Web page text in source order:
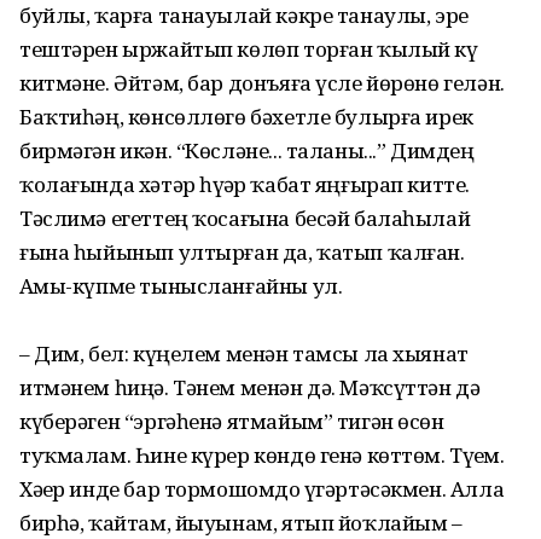
буйлы, ҡарға танауылай кәкре танаулы, эре
тештәрен ыржайтып көлөп торған ҡылый күҙ
китмәне. Әйтәм, бар донъяға үсле йөрөнө гелән.
Баҡтиһәң, көнсөллөгө бәхетле булырға ирек
бирмәгән икән. “Көсләне... таланы...” Димдең
ҡолағында хәтәр һүҙҙәр ҡабат яңғырап китте.
Тәслимә егеттең ҡосағына бесәй балаһылай
ғына һыйынып ултырған да, ҡатып ҡалған.
Аҙмы-күпме тынысланғайны ул.
– Дим, бел: күңелем менән тамсы ла хыянат
итмәнем һиңә. Тәнем менән дә. Мәҡсүттән дә
күберәген “эргәһенә ятмайым” тигән өсөн
туҡмалам. Һине күрер көндө генә көттөм. Түҙҙем.
Хәҙер инде бар тормошомдо үҙгәртәсәкмен. Алла
бирһә, ҡайтам, йыуынам, ятып йоҡлайым –